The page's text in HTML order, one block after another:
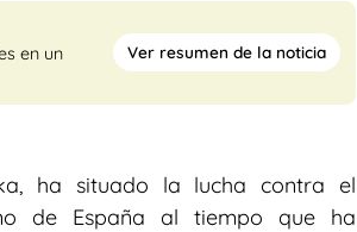
en un
Ver resumen de la noticia
ha situado la lucha contra el
de España al tiempo que ha